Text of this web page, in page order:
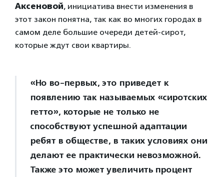
Аксеновой, инициатива внести изменения в
этот закон понятна, так как во многих городах в
самом деле большие очереди детей-сирот,
которые ждут свои квартиры.
«Но во-первых, это приведет к
появлению так называемых «сиротских
гетто», которые не только не
способствуют успешной адаптации
ребят в обществе, в таких условиях они
делают ее практически невозможной.
Также это может увеличить процент